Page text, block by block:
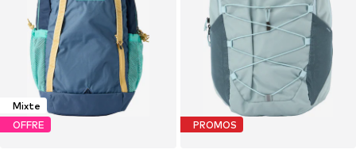
Mixte
OFFRE
PROMOS